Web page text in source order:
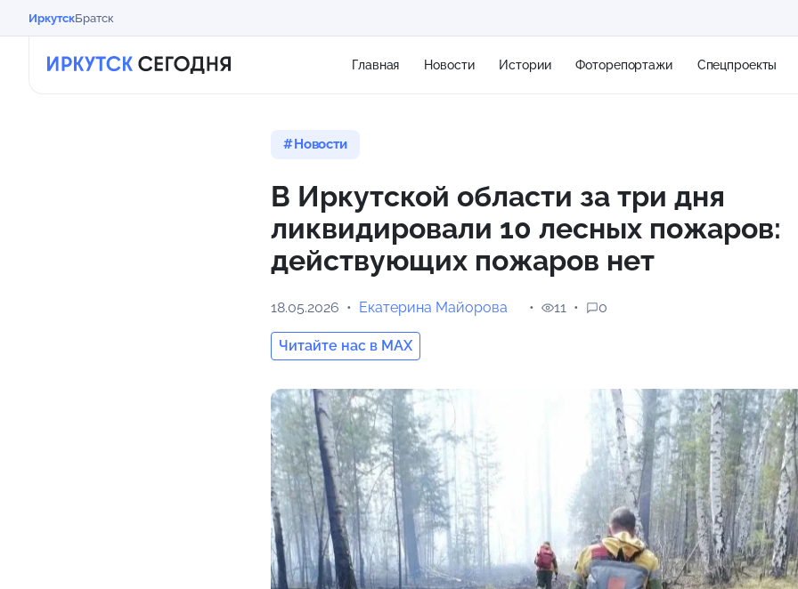
ИркутскБратск
Главная Новости Истории Фоторепортажи Спецпроекты
13 м/с
Новости
В Иркутской области за три дня
ликвидировали 10 лесных пожаров:
действующих пожаров нет
18.05.2026 Екатерина Майорова
Читайте нас в MAX
11 0